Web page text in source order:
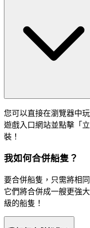
您可以直接在瀏覽器中
遊戲入口網站並點擊「
裝！
我如何合併船隻？
要合併船隻，只需將相
它們將合併成一艘更強
級的船隻！